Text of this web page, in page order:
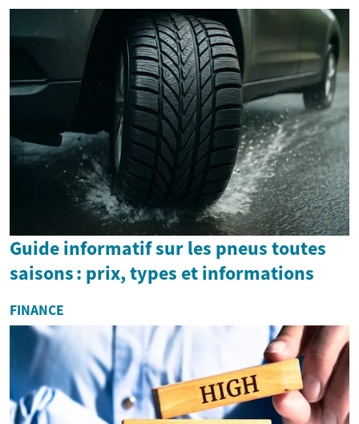
son cadre ...
Guide informatif sur les pneus toutes
saisons : prix, types et informations
FINANCE